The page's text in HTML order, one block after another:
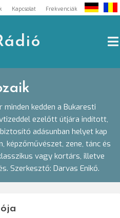
Kapcsolat Frekvenciák
kedden a Bukaresti
ezelőtt útjára indított,
adásunban helyet kap
képzőművészet, zene, tánc és
vagy kortárs, illetve
Szerkesztő: Darvas Enikő.